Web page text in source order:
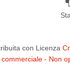
con Licenza
- Non